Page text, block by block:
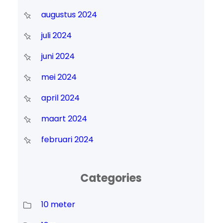
augustus 2024
juli 2024
juni 2024
mei 2024
april 2024
maart 2024
februari 2024
Categories
10 meter